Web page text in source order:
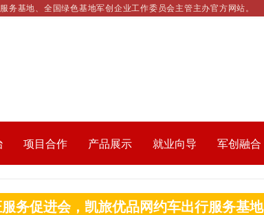
基地、全国绿色基地军创企业工作委员会主管主办官方网站。
项目合作 产品展示 就业向导 军创融合
务促进会，凯旅优品网约车出行服务基地